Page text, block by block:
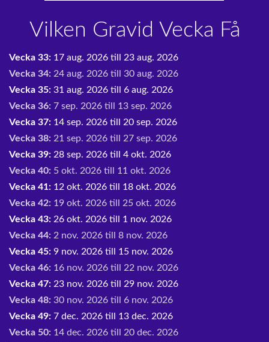
Vilken Gravid Vecka Få
Vecka 33: 17 aug. 2026 till 23 aug. 2026
Vecka 34: 24 aug. 2026 till 30 aug. 2026
Vecka 35: 31 aug. 2026 till 6 aug. 2026
Vecka 36: 7 sep. 2026 till 13 sep. 2026
Vecka 37: 14 sep. 2026 till 20 sep. 2026
Vecka 38: 21 sep. 2026 till 27 sep. 2026
Vecka 39: 28 sep. 2026 till 4 okt. 2026
Vecka 40: 5 okt. 2026 till 11 okt. 2026
Vecka 41: 12 okt. 2026 till 18 okt. 2026
Vecka 42: 19 okt. 2026 till 25 okt. 2026
Vecka 43: 26 okt. 2026 till 1 nov. 2026
Vecka 44: 2 nov. 2026 till 8 nov. 2026
Vecka 45: 9 nov. 2026 till 15 nov. 2026
Vecka 46: 16 nov. 2026 till 22 nov. 2026
Vecka 47: 23 nov. 2026 till 29 nov. 2026
Vecka 48: 30 nov. 2026 till 6 nov. 2026
Vecka 49: 7 dec. 2026 till 13 dec. 2026
Vecka 50: 14 dec. 2026 till 20 dec. 2026